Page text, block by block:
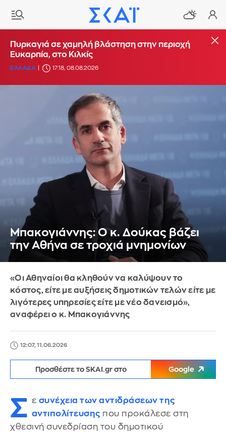
Πυρκαγιά σε χαμηλή βλάστηση στην περιοχή
Ευκαρπία, στο Κιλκίς
ΕΛΛΑΔΑ 17:18, 08.08.2026
Μπακογιάννης: Ο κ. Δούκας βάζει
την Αθήνα σε τροχιά μνημονίων
«Οι Αθηναίοι θα κληθούν να καλύψουν το
κόστος, είτε με αυξήσεις δημοτικών τελών είτε με
λιγότερες υπηρεσίες είτε με νέο δανεισμό»,
αναφέρει ο κ. Μπακογιάννης
12:07, 11.06.2026
Προσθέστε το SKAI.gr στο Google
Σ ε συνέχεια των αντιδράσεων της
αντιπολίτευσης που προκάλεσε στη
χθεσινή συνεδρίαση του δημοτικού